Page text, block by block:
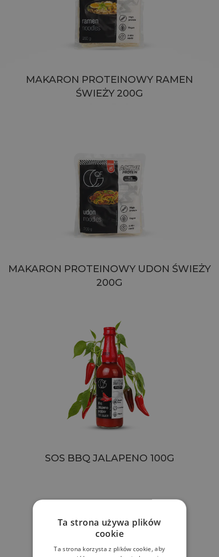
MAKARON PROTEINOWY RAMEN
ŚWIEŻY 200G
MAKARON PROTEINOWY UDON ŚWIEŻY
200G
SOS BBQ JALAPENO 100G
Ta strona używa plików
cookie
Ta strona korzysta z plików cookie, aby